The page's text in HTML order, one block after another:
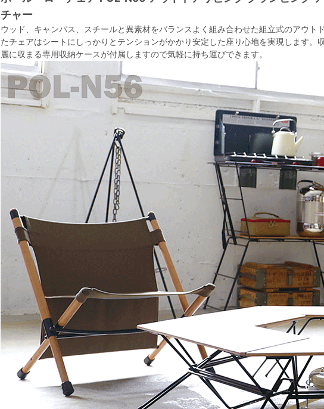
チャー
ウッド、キャンパス、スチールと異素材をバランスよく組み合わせた組立式のアウト
たチェアはシートにしっかりとテンションがかかり安定した座り心地を実現します。
麗に収まる専用収納ケースが付属しますので気軽に持ち運びできます。